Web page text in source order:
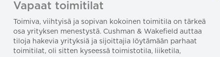
Vapaat toimitilat
Toimiva, viihtyisä ja sopivan kokoinen toimitila on tärkeä
osa yrityksen menestystä. Cushman & Wakefield auttaa
tiloja hakevia yrityksiä ja sijoittajia löytämään parhaat
toimitilat, oli sitten kyseessä toimistotila, liiketila,